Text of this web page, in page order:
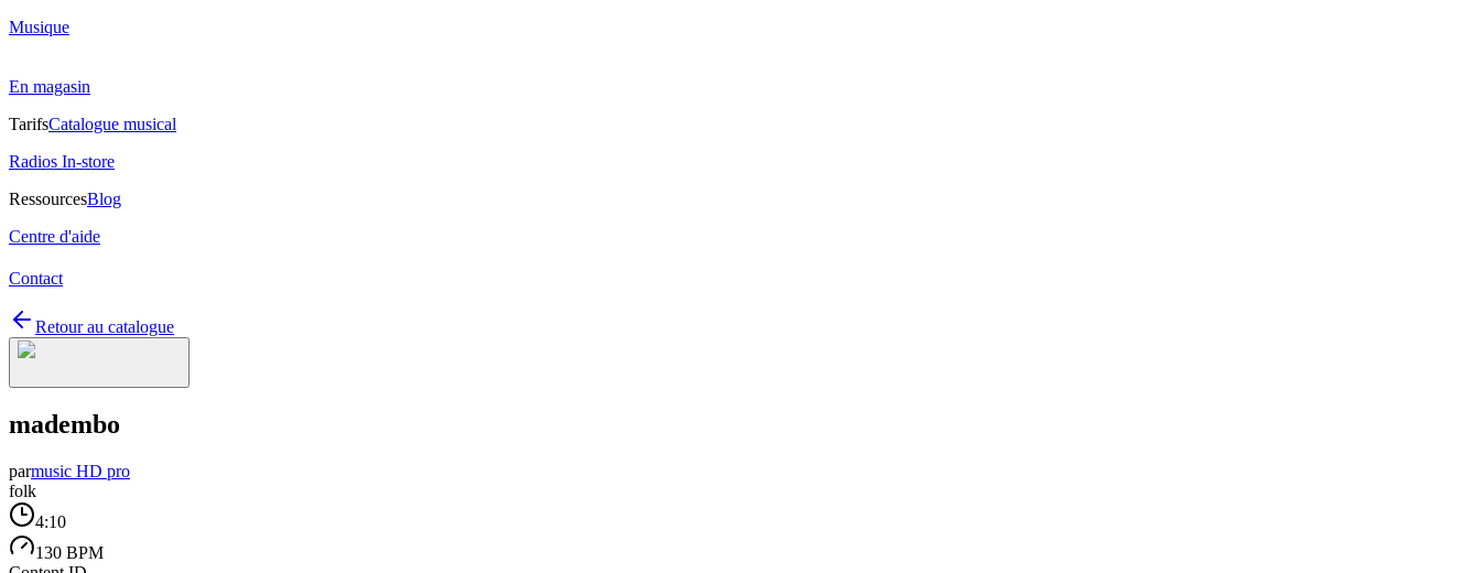
Musique
En magasin
TarifsCatalogue musical
Radios In-store
RessourcesBlog
Centre d'aide
Contact
Retour au catalogue
madembo
parmusic HD pro
folk
4:10
130 BPM